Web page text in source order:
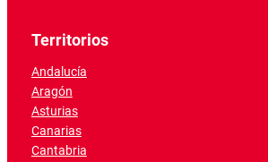
Territorios
Andalucía
Aragón
Asturias
Canarias
Cantabria